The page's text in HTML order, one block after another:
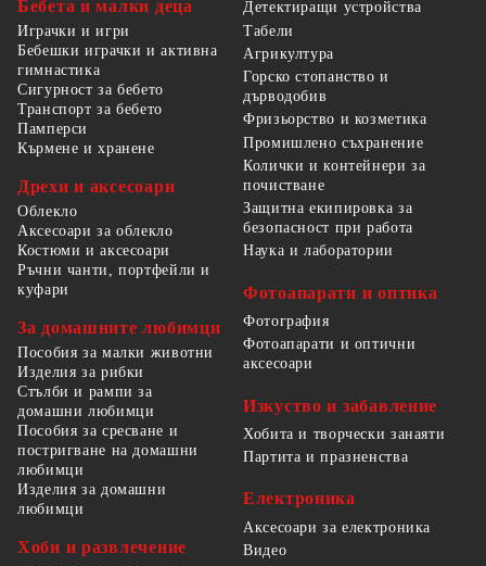
Бебета и малки деца
Играчки и игри
Бебешки играчки и активна
гимнастика
Сигурност за бебето
Транспорт за бебето
Памперси
Кърмене и хранене
Дрехи и аксесоари
Облекло
Аксесоари за облекло
Костюми и аксесоари
Ръчни чанти, портфейли и
куфари
За домашните любимци
Пособия за малки животни
Изделия за рибки
Стълби и рампи за
домашни любимци
Пособия за сресване и
постригване на домашни
любимци
Изделия за домашни
любимци
Хоби и развлечение
Детектиращи устройства
Табели
Агрикултура
Горско стопанство и
дърводобив
Фризьорство и козметика
Промишлено съхранение
Колички и контейнери за
почистване
Защитна екипировка за
безопасност при работа
Наука и лаборатории
Фотоапарати и оптика
Фотография
Фотоапарати и оптични
аксесоари
Изкуство и забавление
Хобита и творчески занаяти
Партита и празненства
Електроника
Аксесоари за електроника
Видео